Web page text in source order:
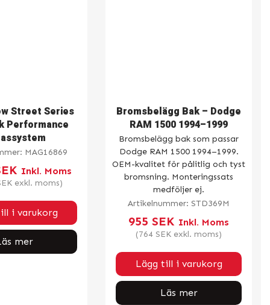
Street Series
Performance
MAG16869
Inkl. Moms
exkl. moms)
i varukorg
mer
Bromsbelägg Bak – Dodge
RAM 1500 1994–1999
Bromsbelägg bak som passar
Dodge RAM 1500 1994–1999.
OEM-kvalitet för pålitlig och tyst
bromsning. Monteringssats
medföljer ej.
Artikelnummer: STD369M
955 SEK Inkl. Moms
(764 SEK exkl. moms)
Lägg till i varukorg
Läs mer